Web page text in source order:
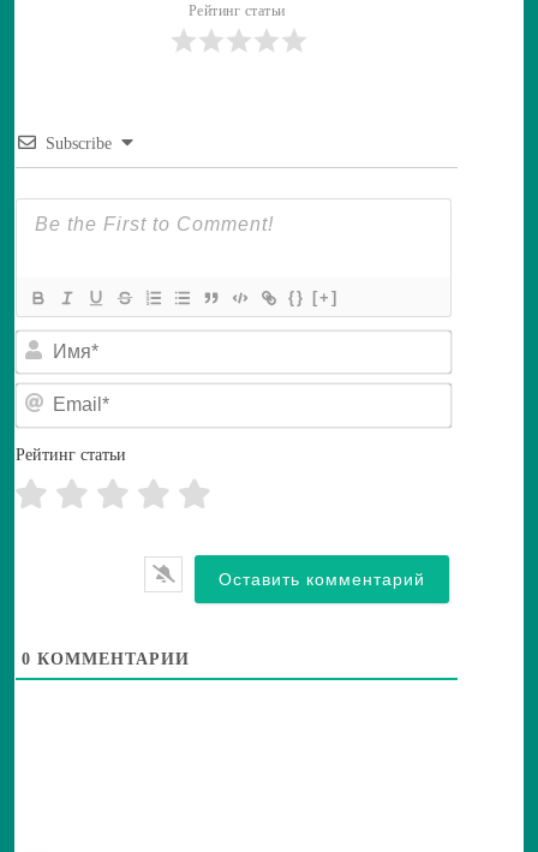
Рейтинг статьи
Subscribe
{} [+]
И
я
E
a
Рейтинг статьи
0 КОММЕНТАРИИ